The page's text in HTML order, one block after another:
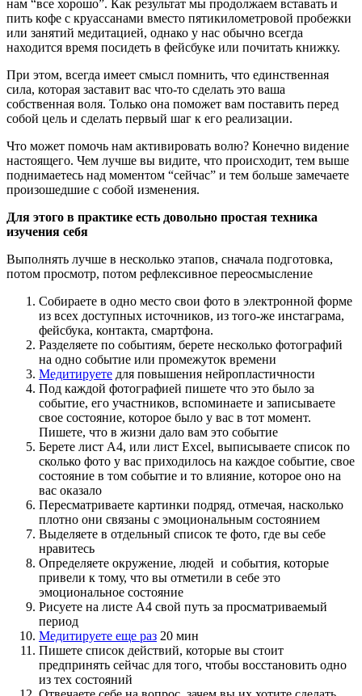
нам “все хорошо”. Как результат мы продолжаем вставать и
пить кофе с круассанами вместо пятикилометровой пробежки
или занятий медитацией, однако у нас обычно всегда
находится время посидеть в фейсбуке или почитать книжку.
При этом, всегда имеет смысл помнить, что единственная
сила, которая заставит вас что-то сделать это ваша
собственная воля. Только она поможет вам поставить перед
собой цель и сделать первый шаг к его реализации.
Что может помочь нам активировать волю? Конечно видение
настоящего. Чем лучше вы видите, что происходит, тем выше
поднимаетесь над моментом “сейчас” и тем больше замечаете
произошедшие с собой изменения.
Для этого в практике есть довольно простая техника
изучения себя
Выполнять лучше в несколько этапов, сначала подготовка,
потом просмотр, потом рефлексивное переосмысление
Собираете в одно место свои фото в электронной форме
из всех доступных источников, из того-же инстаграма,
фейсбука, контакта, смартфона.
Разделяете по событиям, берете несколько фотографий
на одно событие или промежуток времени
Медитируете для повышения нейропластичности
Под каждой фотографией пишете что это было за
событие, его участников, вспоминаете и записываете
свое состояние, которое было у вас в тот момент.
Пишете, что в жизни дало вам это событие
Берете лист А4, или лист Excel, выписываете список по
сколько фото у вас приходилось на каждое событие, свое
состояние в том событие и то влияние, которое оно на
вас оказало
Пересматриваете картинки подряд, отмечая, насколько
плотно они связаны с эмоциональным состоянием
Выделяете в отдельный список те фото, где вы себе
нравитесь
Определяете окружение, людей и события, которые
привели к тому, что вы отметили в себе это
эмоциональное состояние
Рисуете на листе А4 свой путь за просматриваемый
период
Медитируете еще раз 20 мин
Пишете список действий, которые вы стоит
предпринять сейчас для того, чтобы восстановить одно
из тех состояний